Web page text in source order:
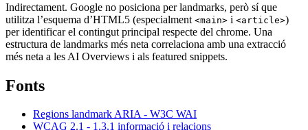
Indirectament. Google no posiciona per landmarks, però sí que
utilitza l’esquema d’HTML5 (especialment <main> i <article>)
per identificar el contingut principal respecte del chrome. Una
estructura de landmarks més neta correlaciona amb una extracció
més neta a les AI Overviews i als featured snippets.
Fonts
Regions landmark ARIA - W3C WAI
WCAG 2.1 - 1.3.1 informació i relacions